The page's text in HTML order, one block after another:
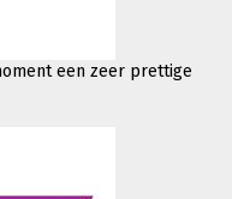
een zeer prettige